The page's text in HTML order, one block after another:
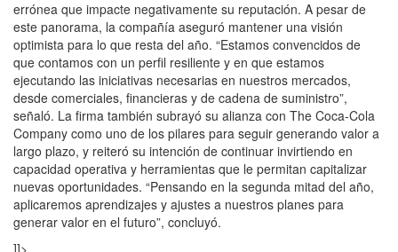
errónea que impacte negativamente su reputación. A pesar de
este panorama, la compañía aseguró mantener una visión
optimista para lo que resta del año. “Estamos convencidos de
que contamos con un perfil resiliente y en que estamos
ejecutando las iniciativas necesarias en nuestros mercados,
desde comerciales, financieras y de cadena de suministro”,
señaló. La firma también subrayó su alianza con The Coca-Cola
Company como uno de los pilares para seguir generando valor a
largo plazo, y reiteró su intención de continuar invirtiendo en
capacidad operativa y herramientas que le permitan capitalizar
nuevas oportunidades. “Pensando en la segunda mitad del año,
aplicaremos aprendizajes y ajustes a nuestros planes para
generar valor en el futuro”, concluyó.
]]>